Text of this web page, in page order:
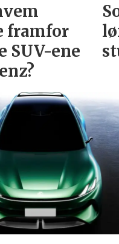
framfor
SUV-ene